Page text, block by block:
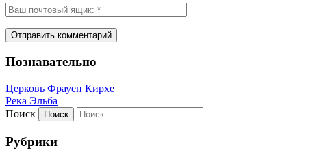
Познавательно
Церковь Фрауен Кирхе
Река Эльба
Поиск
Рубрики